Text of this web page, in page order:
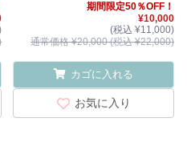
期間限定50％OFF！
¥10,000
(税込 ¥11,000)
通常価格 ¥20,000 (税込 ¥22,000)
カゴに入れる
お気に入り